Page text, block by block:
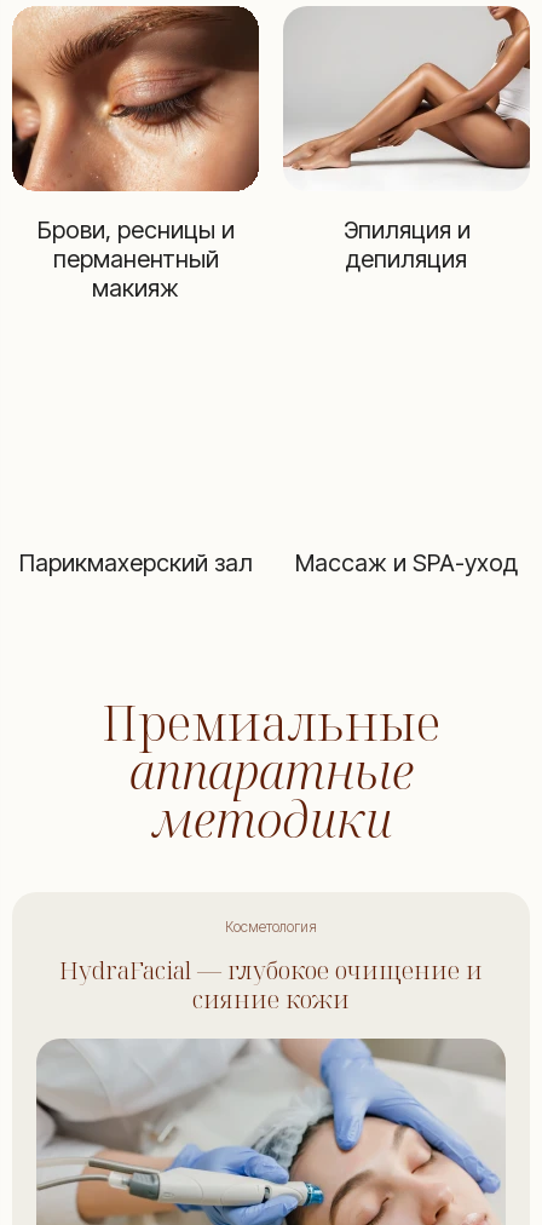
Брови, ресницы и
перманентный
макияж
Эпиляция и
депиляция
Парикмахерский зал Массаж и SPA-уход
Премиальные
аппаратные
методики
Косметология
HydraFacial — глубокое очищение и
сияние кожи